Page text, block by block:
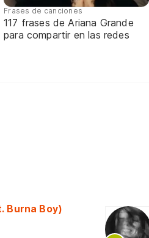
Frases de canciones
117 frases de Ariana Grande
para compartir en las redes
Burna Boy)